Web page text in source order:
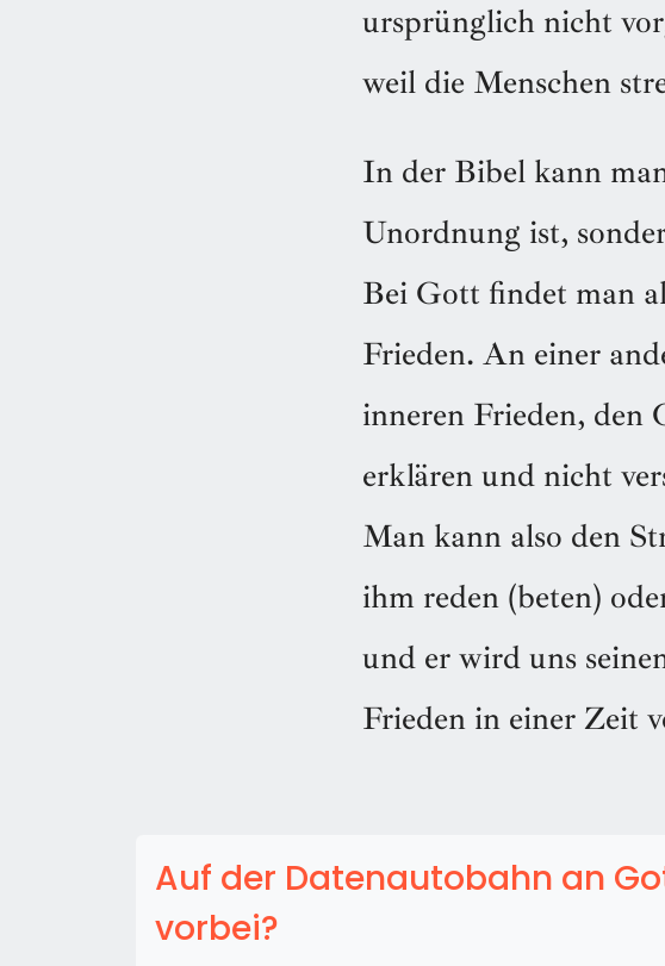
ursprünglich nicht
weil die Menschen
In der Bibel kann
Unordnung ist,
Bei Gott findet man
Frieden. An einer
inneren Frieden, den
erklären und nicht
Man kann also den
ihm reden (beten)
und er wird uns
Frieden in einer Zeit
Auf der Datenautobahn an
vorbei?